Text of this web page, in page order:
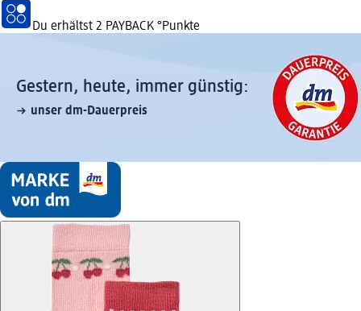
Du erhältst 2 PAYBACK °Punkte
Gestern, heute, immer günstig:
unser dm-Dauerpreis